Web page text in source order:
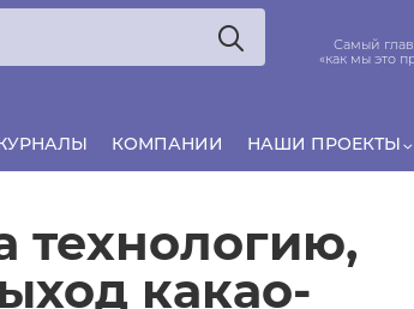
— источник удовольствия,
вокруг…
Самый
«как мы это
КОМПАНИИ НАШИ ПРОЕКТЫ
технологию,
какао-